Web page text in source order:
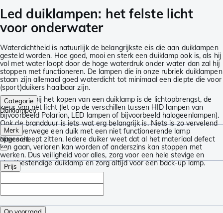
Led duiklampen: het felste licht
voor onderwater
Waterdichtheid is natuurlijk de belangrijkste eis die aan duiklampen
gesteld worden. Hoe goed, mooi en sterk een duiklamp ook is, als hij
vol met water loopt door de hoge waterdruk onder water dan zal hij
stoppen met functioneren. De lampen die in onze rubriek duiklampen
staan zijn allemaal goed waterdicht tot minimaal een diepte die voor
(sport)duikers haalbaar zijn.
Belangrijk bij het kopen van een duiklamp is de lichtopbrengst, de
kleur van het licht (let op de verschillen tussen HID lampen van
bijvoorbeeld Polarion, LED lampen of bijvoorbeeld halogeenlampen).
Ook de brandduur is iets wat erg belangrijk is. Niets is zo vervelend
als halverwege een duik met een niet functionerende lamp
opgescheept zitten. Iedere duiker weet dat al het materiaal defect
kan gaan, verloren kan worden of anderszins kan stoppen met
werken. Dus veiligheid voor alles, zorg voor een hele stevige en
stootbestendige duiklamp en zorg altijd voor een back-up lamp.
Categorie
Duiklampen
Merk
Nitecore1
Prijs